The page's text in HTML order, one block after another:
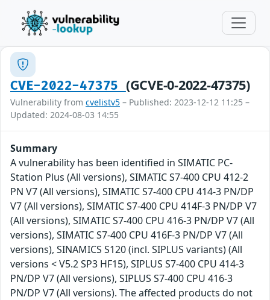
CVE-2022-47375 (GCVE-0-2022-47375)
Vulnerability from cvelistv5 – Published: 2023-12-12 11:25 –
Updated: 2024-08-03 14:55
Summary
A vulnerability has been identified in SIMATIC PC-
Station Plus (All versions), SIMATIC S7-400 CPU 412-2
PN V7 (All versions), SIMATIC S7-400 CPU 414-3 PN/DP
V7 (All versions), SIMATIC S7-400 CPU 414F-3 PN/DP V7
(All versions), SIMATIC S7-400 CPU 416-3 PN/DP V7 (All
versions), SIMATIC S7-400 CPU 416F-3 PN/DP V7 (All
versions), SINAMICS S120 (incl. SIPLUS variants) (All
versions < V5.2 SP3 HF15), SIPLUS S7-400 CPU 414-3
PN/DP V7 (All versions), SIPLUS S7-400 CPU 416-3
PN/DP V7 (All versions). The affected products do not